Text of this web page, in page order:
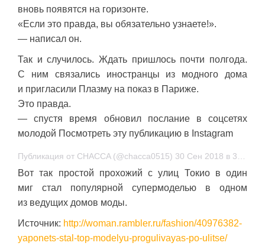
вновь появятся на горизонте.
«Если это правда, вы обязательно узнаете!».
— написал он.
Так и случилось. Ждать пришлось почти полгода.
С ним связались иностранцы из модного дома
и пригласили Плазму на показ в Париже.
Это правда.
— спустя время обновил послание в соцсетях
молодой Посмотреть эту публикацию в Instagram
Вот так простой прохожий с улиц Токио в один
миг стал популярной супермоделью в одном
из ведущих домов моды.
Источник: http://woman.rambler.ru/fashion/40976382-
yaponets-stal-top-modelyu-progulivayas-po-ulitse/